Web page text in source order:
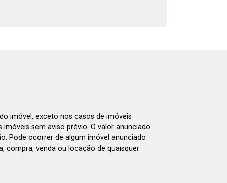
imóvel, exceto nos casos de imóveis
sem aviso prévio. O valor anunciado
Pode ocorrer de algum imóvel anunciado
compra, venda ou locação de quaisquer